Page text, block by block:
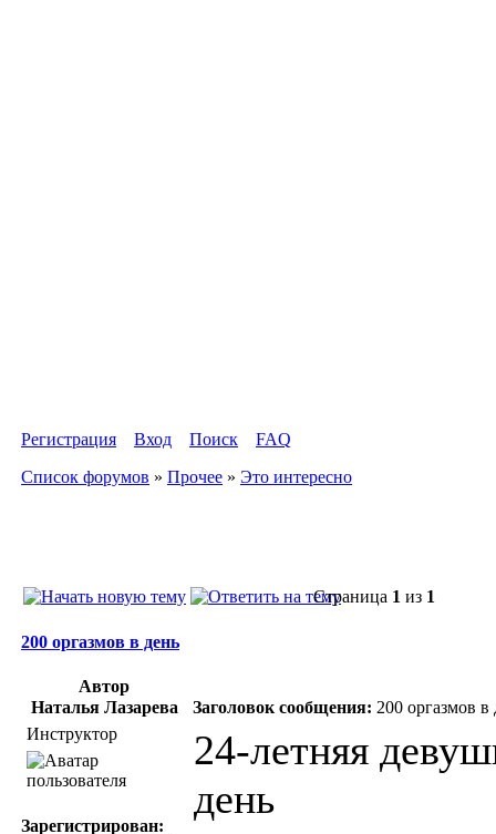
Регистрация Вход Поиск
FAQ
Список форумов » Прочее » Это интересно
Страница 1 из 1
200 оргазмов в день
Автор
Наталья Лазарева
Заголовок сообщения: 200 оргазмов в
Инструктор
Зарегистрирован:
24-летняя
день